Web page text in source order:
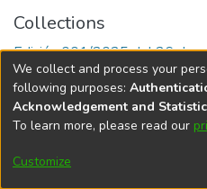
Collections
Edición 001/2025 del 26 de
Universidad
We collect and process your
following purposes:
Acknowledgement and
To learn more, please read our
Customize